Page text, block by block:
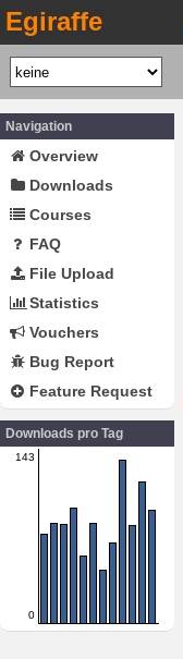
Egiraffe
Navigation
Overview
Downloads
Courses
FAQ
File Upload
Statistics
Vouchers
Bug Report
Feature Request
Downloads pro Tag
143
0